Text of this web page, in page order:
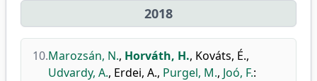
2018
10.Marozsán, N., Horváth, H., Kováts, É.,
Udvardy, A., Erdei, A., Purgel, M., Joó, F.: